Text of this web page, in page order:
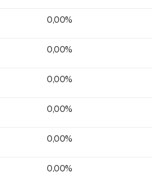
0,00%
0,00%
0,00%
0,00%
0,00%
0,00%